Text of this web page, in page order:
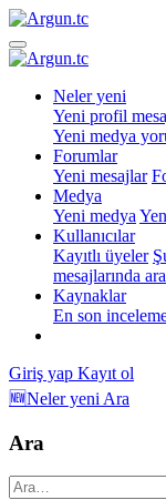
Neler yeni
Yeni profil
Yeni medya
Forumlar
Yeni mesajlar
Medya
Yeni medya
Kullanıcılar
Kayıtlı üyeler
mesajlarında ara
Kaynaklar
En son
Giriş yap Kayıt ol
🆕Neler yeni Ara
Ara